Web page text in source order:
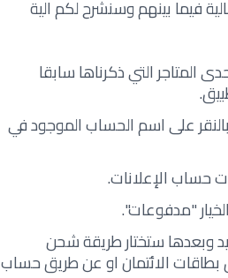
فيما بينهم وسنشرح لكم الية
التي ذكرناها سابقا
على اسم الحساب الموجود في
حساب الإعلانات.
"مدفوعات".
وبعدها ستختار طريقة شحن
بطاقات الائتمان او عن طريق حساب